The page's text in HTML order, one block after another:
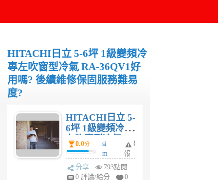
HITACHI日立 5-6坪 1級變頻冷
專左吹窗型冷氣 RA-36QV1好
用嗎? 後續維修保固服務難易
度?
HITACHI日立 5-
6坪 1級變頻冷專
左吹窗型冷氣
RA-36QV1好用
嗎? 後續維修保
固服務難易度?
0.0分
si
m
on
6
舉
報
分享
793點閱
0 評論/給分
0